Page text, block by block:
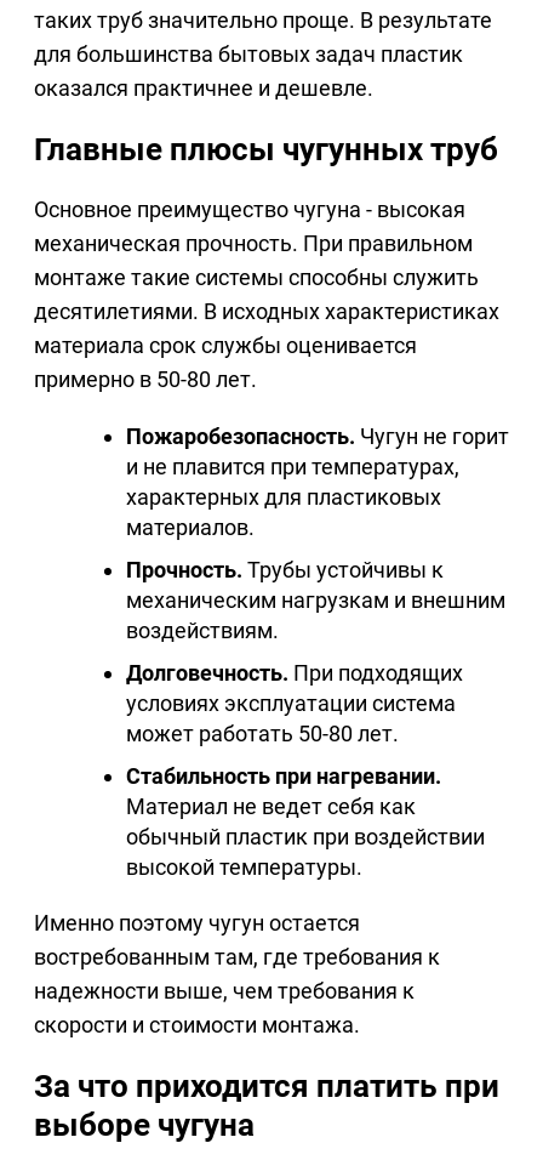
таких труб значительно проще. В результате
для большинства бытовых задач пластик
оказался практичнее и дешевле.
Главные плюсы чугунных труб
Основное преимущество чугуна - высокая
механическая прочность. При правильном
монтаже такие системы способны служить
десятилетиями. В исходных характеристиках
материала срок службы оценивается
примерно в 50-80 лет.
Пожаробезопасность. Чугун не горит
и не плавится при температурах,
характерных для пластиковых
материалов.
Прочность. Трубы устойчивы к
механическим нагрузкам и внешним
воздействиям.
Долговечность. При подходящих
условиях эксплуатации система
может работать 50-80 лет.
Стабильность при нагревании.
Материал не ведет себя как
обычный пластик при воздействии
высокой температуры.
Именно поэтому чугун остается
востребованным там, где требования к
надежности выше, чем требования к
скорости и стоимости монтажа.
За что приходится платить при
выборе чугуна